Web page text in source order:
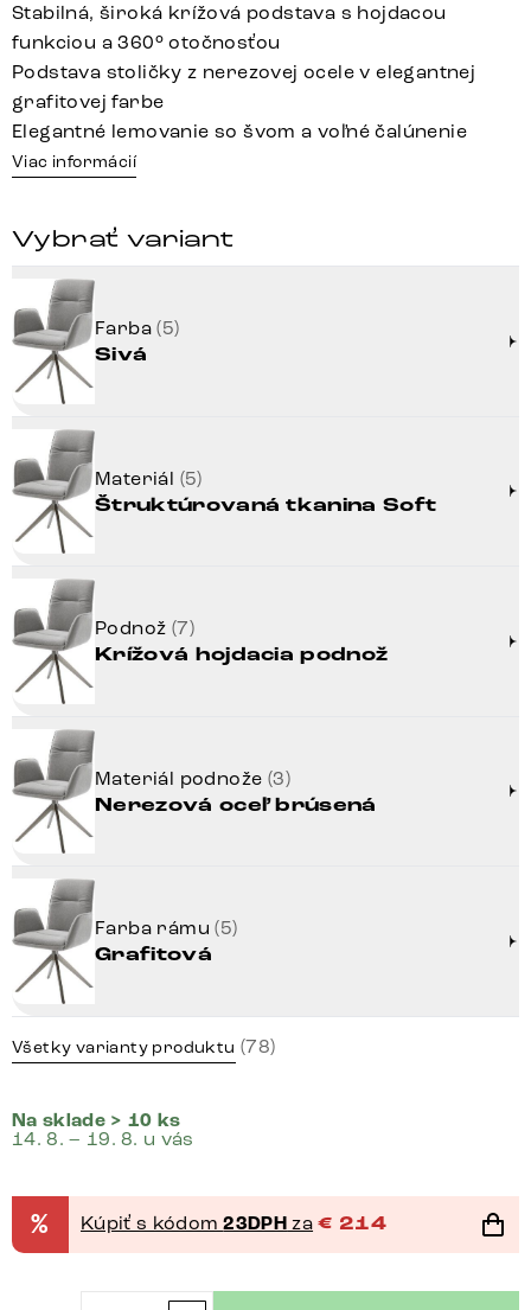
Stabilná, široká krížová podstava s hojdacou
funkciou a 360° otočnosťou
Podstava stoličky z nerezovej ocele v elegantnej
grafitovej farbe
Elegantné lemovanie so švom a voľné čalúnenie
Viac informácií
Vybrať variant
Farba(5)
Sivá
Materiál (5)
Štruktúrovaná tkanina Soft
Podnož (7)
Krížová hojdacia podnož
Materiál podnože (3)
Nerezová oceľ brúsená
Farba rámu(5)
Grafitová
Všetky varianty produktu (78)
Na sklade > 10 ks
14. 8. – 19. 8. u vás
% Kúpiť s kódom23DPH za € 214